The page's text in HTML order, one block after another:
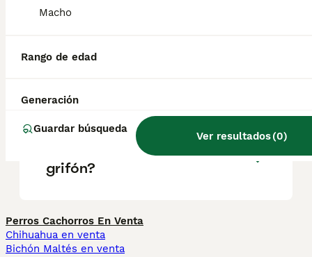
Macho
Rango de edad
Generación
Guardar búsqueda
Ver resultados(0)
¿Los grifones azules son
gascuña?
¿Cuánto cuesta un perro
grifón?
Perros Cachorros En Venta
Chihuahua en venta
Bichón Maltés en venta